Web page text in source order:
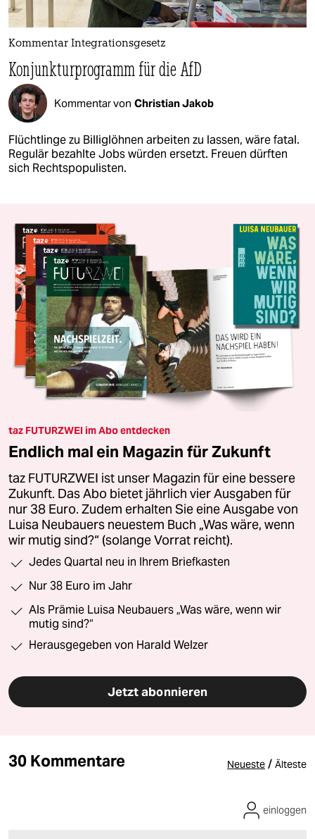
Kommentar Integrationsgesetz
Konjunkturprogramm für die AfD
Kommentar von Christian Jakob
Flüchtlinge zu Billiglöhnen arbeiten zu lassen, wäre fatal.
Regulär bezahlte Jobs würden ersetzt. Freuen dürften
sich Rechtspopulisten.
taz FUTURZWEI im Abo entdecken
Endlich mal ein Magazin für Zukunft
taz FUTURZWEI ist unser Magazin für eine bessere
Zukunft. Das Abo bietet jährlich vier Ausgaben für
nur 38 Euro. Zudem erhalten Sie eine Ausgabe von
Luisa Neubauers neuestem Buch „Was wäre, wenn
wir mutig sind?“ (solange Vorrat reicht).
Jedes Quartal neu in Ihrem Briefkasten
Nur 38 Euro im Jahr
Als Prämie Luisa Neubauers „Was wäre, wenn wir
mutig sind?“
Herausgegeben von Harald Welzer
Jetzt abonnieren
30 Kommentare Neueste / Älteste
einloggen